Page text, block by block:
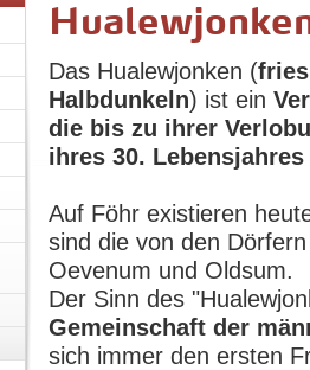
Das Hualewjonken (
Halbdunkeln) ist ein
die bis zu ihrer
ihres 30.
Auf Föhr existieren
sind die von den
Oevenum und Oldsum.
Der Sinn des
Gemeinschaft der
sich immer den ersten